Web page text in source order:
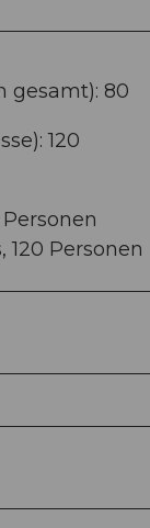
gesamt): 80
120
120 Personen